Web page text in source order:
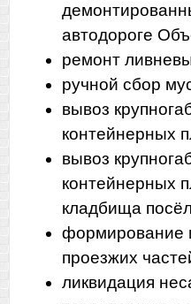
автодороге
ремонт
ручной сбор
вывоз
контейнерных
вывоз
контейнерных
кладбища
формирование
проезжих
ликвидация